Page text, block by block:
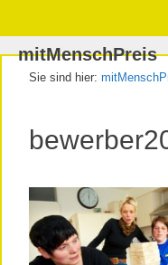
Inhalt
springen
Navigation
springen
Inhalt
springen
mitMenschPreis
Sie sind hier: